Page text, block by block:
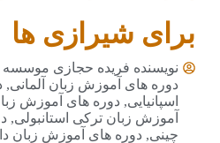
برای شیرازی ها
نویسنده فریده حجازی موسسه
دوره های آموزش زبان آلمانی,
اسپانیایی, دوره های آموزش زبان
آموزش زبان ترکی استانبولی,
چینی, دوره های آموزش زبان